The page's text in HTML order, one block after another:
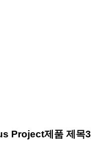
Project제품 제목3